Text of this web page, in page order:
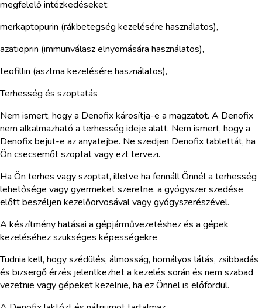
megfelelő intézkedéseket:
merkaptopurin (rákbetegség kezelésére használatos),
azatioprin (immunválasz elnyomására használatos),
teofillin (asztma kezelésére használatos),
Terhesség és szoptatás
Nem ismert, hogy a Denofix károsítja-e a magzatot. A Denofix
nem alkalmazható a terhesség ideje alatt. Nem ismert, hogy a
Denofix bejut-e az anyatejbe. Ne szedjen Denofix tablettát, ha
Ön csecsemőt szoptat vagy ezt tervezi.
Ha Ön terhes vagy szoptat, illetve ha fennáll Önnél a terhesség
lehetősége vagy gyermeket szeretne, a gyógyszer szedése
előtt beszéljen kezelőorvosával vagy gyógyszerészével.
A készítmény hatásai a gépjárművezetéshez és a gépek
kezeléséhez szükséges képességekre
Tudnia kell, hogy szédülés, álmosság, homályos látás, zsibbadás
és bizsergő érzés jelentkezhet a kezelés során és nem szabad
vezetnie vagy gépeket kezelnie, ha ez Önnel is előfordul.